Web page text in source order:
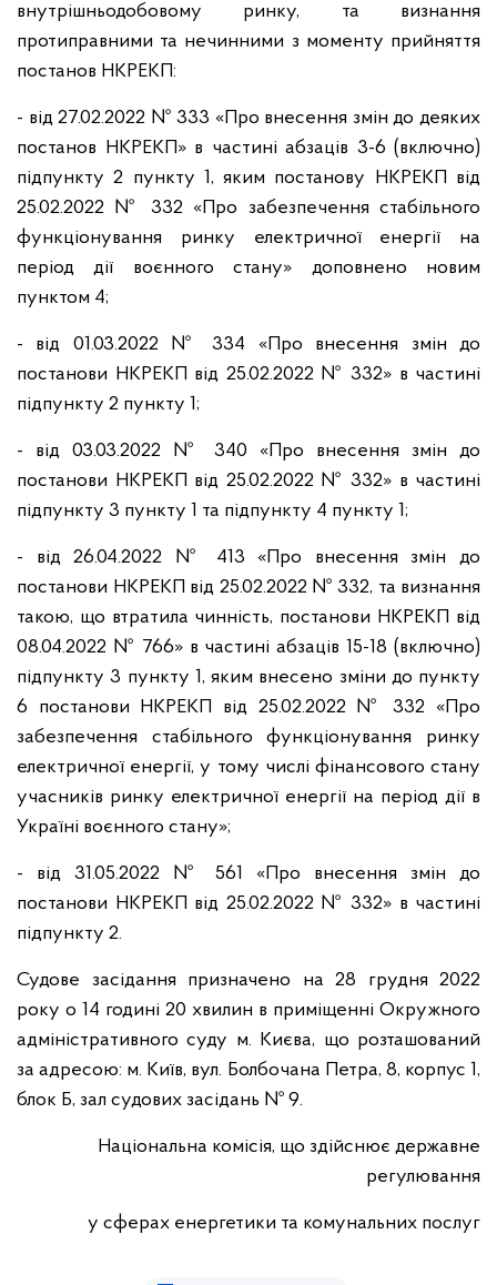
внутрішньодобовому ринку, та визнання
протиправними та нечинними з моменту прийняття
постанов НКРЕКП:
- від 27.02.2022 № 333 «Про внесення змін до деяких
постанов НКРЕКП» в частині абзаців 3-6 (включно)
підпункту 2 пункту 1, яким постанову НКРЕКП від
25.02.2022 № 332 «Про забезпечення стабільного
функціонування ринку електричної енергії на
період дії воєнного стану» доповнено новим
пунктом 4;
- від 01.03.2022 № 334 «Про внесення змін до
постанови НКРЕКП від 25.02.2022 № 332» в частині
підпункту 2 пункту 1;
- від 03.03.2022 № 340 «Про внесення змін до
постанови НКРЕКП від 25.02.2022 № 332» в частині
підпункту 3 пункту 1 та підпункту 4 пункту 1;
- від 26.04.2022 № 413 «Про внесення змін до
постанови НКРЕКП від 25.02.2022 № 332, та визнання
такою, що втратила чинність, постанови НКРЕКП від
08.04.2022 № 766» в частині абзаців 15-18 (включно)
підпункту 3 пункту 1, яким внесено зміни до пункту
6 постанови НКРЕКП від 25.02.2022 № 332 «Про
забезпечення стабільного функціонування ринку
електричної енергії, у тому числі фінансового стану
учасників ринку електричної енергії на період дії в
Україні воєнного стану»;
- від 31.05.2022 № 561 «Про внесення змін до
постанови НКРЕКП від 25.02.2022 № 332» в частині
підпункту 2.
Судове засідання призначено на 28 грудня 2022
року о 14 годині 20 хвилин в приміщенні Окружного
адміністративного суду м. Києва, що розташований
за адресою: м. Київ, вул. Болбочана Петра, 8, корпус 1,
блок Б, зал судових засідань № 9.
Національна комісія, що здійснює державне
регулювання
у сферах енергетики та комунальних послуг